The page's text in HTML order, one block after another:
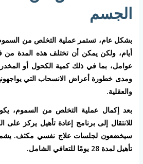
الجسم
أيام، ولكن يمكن أن تختلف هذه المدة من
عوامل، بما في ذلك كمية الكحول أو
ومدى خطورة أعراض الانسحاب التي
والعقلية.
بعد إكمال عملية التخلص من السموم،
للانتقال إلى برنامج إعادة تأهيل يركز
سيخضعون لجلسات علاج نفسي مكثف. يشمل
تأهيل لمدة 28 يومًا للتعافي الشامل.